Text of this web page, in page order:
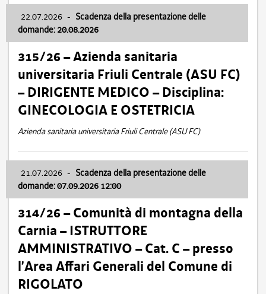
22.07.2026 - Scadenza della presentazione delle
domande: 20.08.2026
315/26 – Azienda sanitaria
universitaria Friuli Centrale (ASU FC)
– DIRIGENTE MEDICO – Disciplina:
GINECOLOGIA E OSTETRICIA
Azienda sanitaria universitaria Friuli Centrale (ASU FC)
21.07.2026 - Scadenza della presentazione delle
domande: 07.09.2026 12:00
314/26 – Comunità di montagna della
Carnia – ISTRUTTORE
AMMINISTRATIVO – Cat. C – presso
l’Area Affari Generali del Comune di
RIGOLATO